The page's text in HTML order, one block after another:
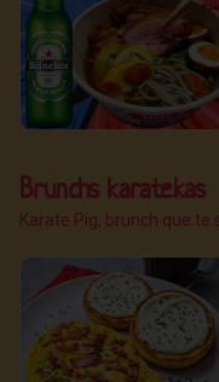
Brunchs karatekas
Karate Pig, brunch que te